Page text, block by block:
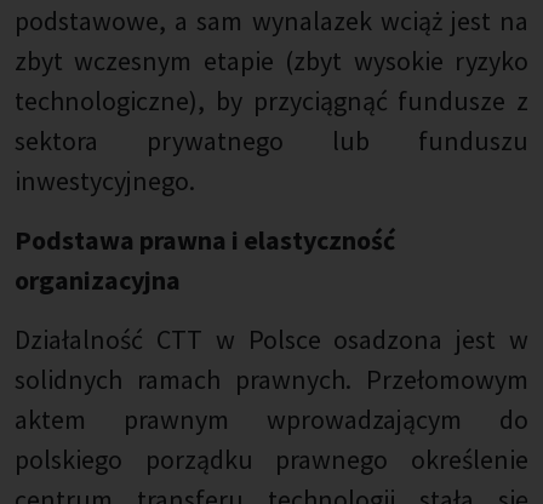
podstawowe, a sam wynalazek wciąż jest na
zbyt wczesnym etapie (zbyt wysokie ryzyko
technologiczne), by przyciągnąć fundusze z
sektora prywatnego lub funduszu
inwestycyjnego.
Podstawa prawna i elastyczność
organizacyjna
Działalność CTT w Polsce osadzona jest w
solidnych ramach prawnych. Przełomowym
aktem prawnym wprowadzającym do
polskiego porządku prawnego określenie